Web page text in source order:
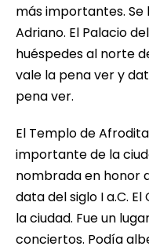
más importantes.
Adriano. El Palacio
huéspedes al norte
vale la pena ver y
pena ver.
El Templo de
importante de la
nombrada en honor
data del siglo I a.C.
la ciudad. Fue un
conciertos. Podía